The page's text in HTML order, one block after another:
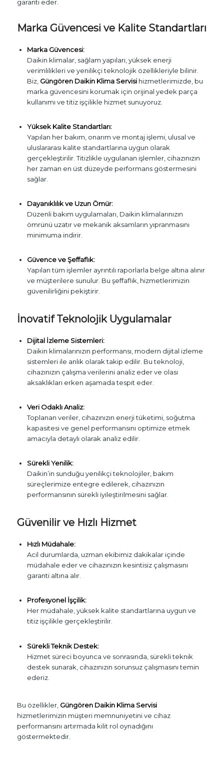
garanti eder.
Marka Güvencesi ve Kalite Standartları
Marka Güvencesi:
Daikin klimalar, sağlam yapıları, yüksek enerji
verimlilikleri ve yenilikçi teknolojik özellikleriyle bilinir.
Biz, Güngören Daikin Klima Servisihizmetlerimizde, bu
marka güvencesini korumak için orijinal yedek parça
kullanımı ve titiz işçilikle hizmet sunuyoruz.
Yüksek Kalite Standartları:
Yapılan her bakım, onarım ve montaj işlemi, ulusal ve
uluslararası kalite standartlarına uygun olarak
gerçekleştirilir. Titizlikle uygulanan işlemler, cihazınızın
her zaman en üst düzeyde performans göstermesini
sağlar.
Dayanıklılık ve Uzun Ömür:
Düzenli bakım uygulamaları, Daikin klimalarınızın
ömrünü uzatır ve mekanik aksamların yıpranmasını
minimuma indirir.
Güvence ve Şeffaflık:
Yapılan tüm işlemler ayrıntılı raporlarla belge altına alınır
ve müşterilere sunulur. Bu şeffaflık, hizmetlerimizin
güvenilirliğini pekiştirir.
İnovatif Teknolojik Uygulamalar
Dijital İzleme Sistemleri:
Daikin klimalarınızın performansı, modern dijital izleme
sistemleri ile anlık olarak takip edilir. Bu teknoloji,
cihazınızın çalışma verilerini analiz eder ve olası
aksaklıkları erken aşamada tespit eder.
Veri Odaklı Analiz:
Toplanan veriler, cihazınızın enerji tüketimi, soğutma
kapasitesi ve genel performansını optimize etmek
amacıyla detaylı olarak analiz edilir.
Sürekli Yenilik:
Daikin’in sunduğu yenilikçi teknolojiler, bakım
süreçlerimize entegre edilerek, cihazınızın
performansının sürekli iyileştirilmesini sağlar.
Güvenilir ve Hızlı Hizmet
Hızlı Müdahale:
Acil durumlarda, uzman ekibimiz dakikalar içinde
müdahale eder ve cihazınızın kesintisiz çalışmasını
garanti altına alır.
Profesyonel İşçilik:
Her müdahale, yüksek kalite standartlarına uygun ve
titiz işçilikle gerçekleştirilir.
Sürekli Teknik Destek:
Hizmet süreci boyunca ve sonrasında, sürekli teknik
destek sunarak, cihazınızın sorunsuz çalışmasını temin
ederiz.
Bu özellikler, Güngören Daikin Klima Servisi
hizmetlerimizin müşteri memnuniyetini ve cihaz
performansını artırmada kilit rol oynadığını
göstermektedir.